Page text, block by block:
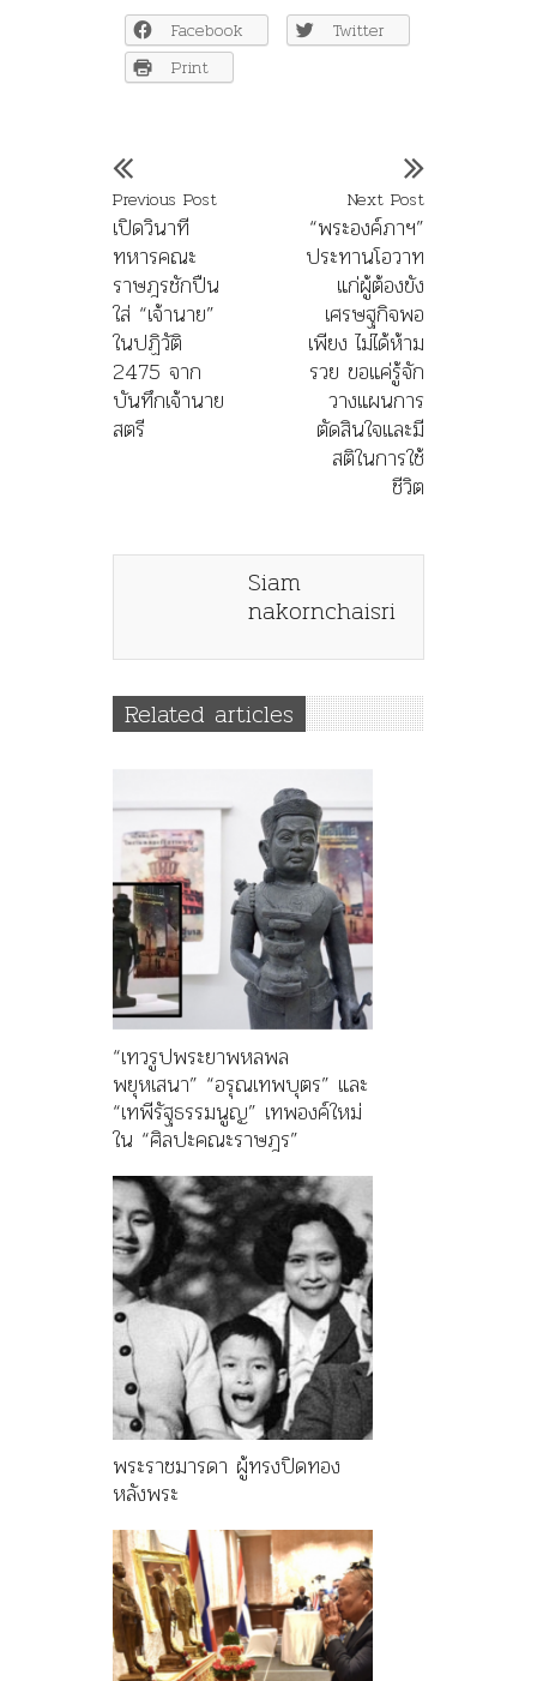
Facebook
Twitter
Print
Previous Post
เปิดวินาที
ทหารคณะ
ราษฎรชักปืน
ใส่ “เจ้านาย”
ในปฏิวัติ
2475 จาก
บันทึกเจ้านาย
สตรี
Next Post
“พระองค์ภาฯ”
ประทานโอวาท
แก่ผู้ต้องขัง
เศรษฐกิจพอ
เพียง ไม่ได้ห้าม
รวย ขอแค่รู้จัก
วางแผนการ
ตัดสินใจและมี
สติในการใช้
ชีวิต
Siam
nakornchaisri
Related articles
“เทวรูปพระยาพหลพล
พยุหเสนา” “อรุณเทพบุตร” และ
“เทพีรัฐธรรมนูญ” เทพองค์ใหม่
ใน “ศิลปะคณะราษฎร”
พระราชมารดา ผู้ทรงปิดทอง
หลังพระ